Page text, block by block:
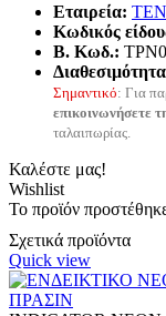
Εταιρεία:
Κωδικός
B. Κωδ.:
Σημαντικό: Για
επικοινωνήσετε
ταλαιπωρίας.
Καλέστε μας!
Wishlist
Το προϊόν
Σχετικά προϊόντα
Quick view